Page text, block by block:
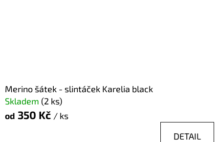
Merino šátek - slintáček Karelia black
Skladem (2 ks)
od 350 Kč / ks
DETAIL